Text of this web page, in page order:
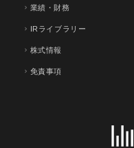
業績・財務
IRライブラリー
株式情報
免責事項